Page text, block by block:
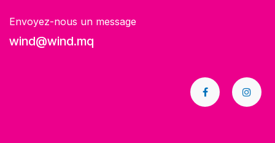
Envoyez-nous un message
wind@wind.mq